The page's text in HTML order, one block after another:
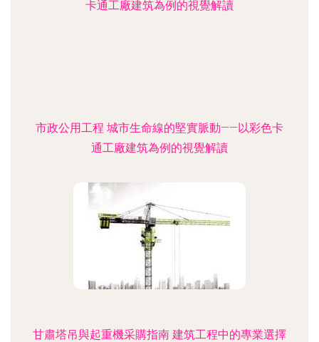
市政公用工程 城市生命線的堅實脈動——以彩色卡
通工廠建筑為例的視覺解讀
甘肅塔吊與起重機采購指南 建筑工程中的專業選擇